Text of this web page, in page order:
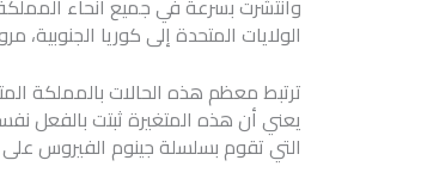
الولايات المتحدة إلى كوريا الجنوبية،
ترتبط معظم هذه الحالات بالمملكة
يعني أن هذه المتغيرة ثبتت بالفعل
التي تقوم بسلسلة جينوم الفيروس على نطاق واسع، إذ